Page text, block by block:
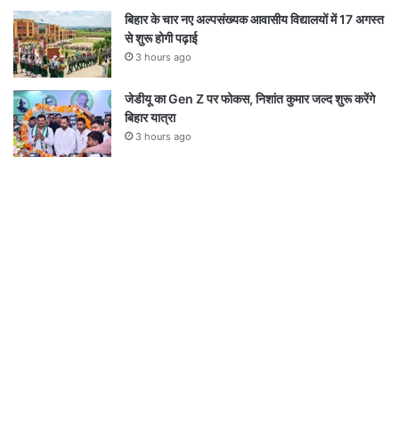
बिहार के चार नए अल्पसंख्यक आवासीय विद्यालयों में 17 अगस्त
से शुरू होगी पढ़ाई
3 hours ago
जेडीयू का Gen Z पर फोकस, निशांत कुमार जल्द शुरू करेंगे
बिहार यात्रा
3 hours ago